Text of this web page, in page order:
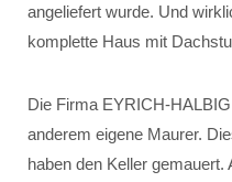
angeliefert wurde. Und
komplette Haus mit
Die Firma EYRICH-
anderem eigene Maurer.
haben den Keller